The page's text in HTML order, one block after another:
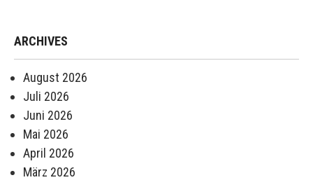
ARCHIVES
August 2026
Juli 2026
Juni 2026
Mai 2026
April 2026
März 2026